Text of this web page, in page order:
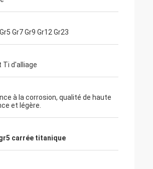
Gr7 Gr9 Gr12 Gr23
Ti d'alliage
à la corrosion, qualité de haute
et légère.
carrée titanique